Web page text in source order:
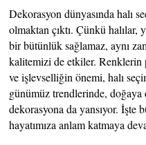
Dekorasyon dünyasında halı
olmaktan çıktı. Çünkü halılar,
bir bütünlük sağlamaz, aynı
kalitemizi de etkiler. Renklerin
ve işlevselliğin önemi, halı
günümüz trendlerinde, doğaya
dekorasyona da yansıyor. İşte
hayatımıza anlam katmaya